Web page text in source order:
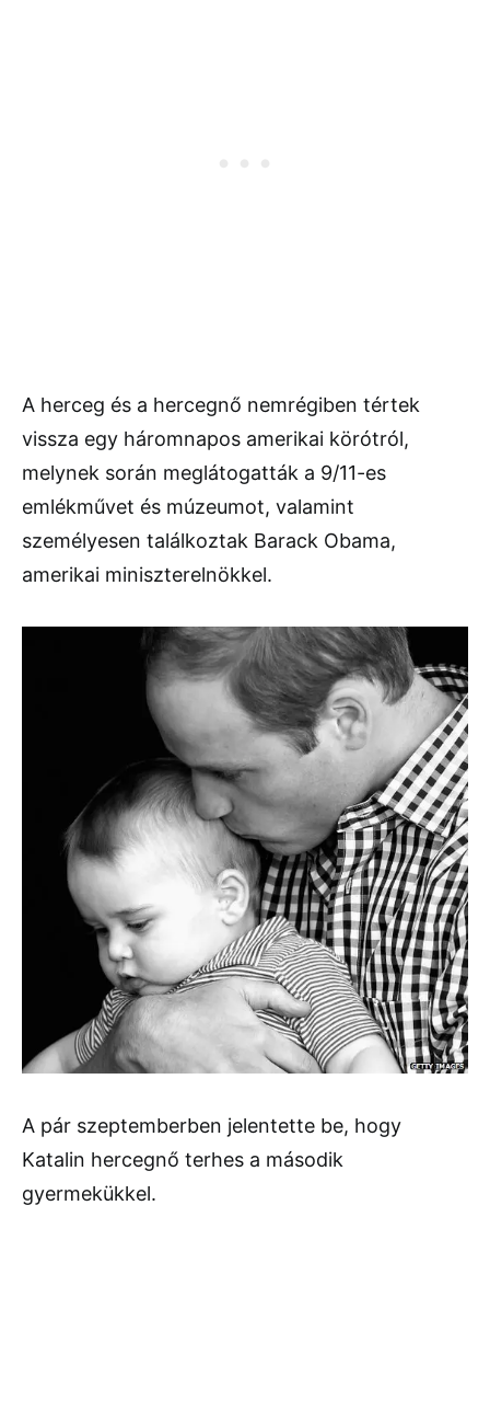
A herceg és a hercegnő nemrégiben tértek
vissza egy háromnapos amerikai körótról,
melynek során meglátogatták a 9/11-es
emlékművet és múzeumot, valamint
személyesen találkoztak Barack Obama,
amerikai miniszterelnökkel.
A pár szeptemberben jelentette be, hogy
Katalin hercegnő terhes a második
gyermekükkel.